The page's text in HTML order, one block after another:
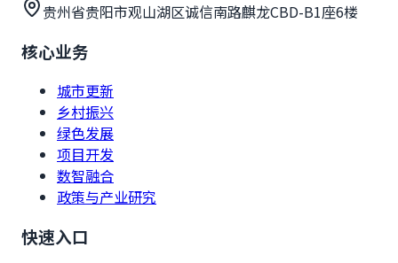
贵州省贵阳市观山湖区诚信南路麒龙CBD-B1座6楼
核心业务
城市更新
乡村振兴
绿色发展
项目开发
数智融合
政策与产业研究
快速入口